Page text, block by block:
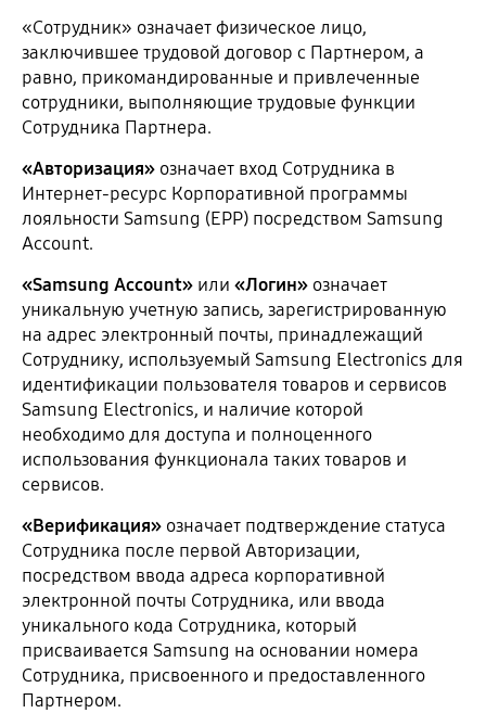
«Сотрудник» означает физическое лицо,
заключившее трудовой договор с Партнером, а
равно, прикомандированные и привлеченные
сотрудники, выполняющие трудовые функции
Сотрудника Партнера.
«Авторизация»означает вход Сотрудника в
Интернет-ресурс Корпоративной программы
лояльности Samsung (EPP) посредством Samsung
Account.
«Samsung Account»или «Логин»означает
уникальную учетную запись, зарегистрированную
на адрес электронный почты, принадлежащий
Сотруднику, используемый Samsung Electronics для
идентификации пользователя товаров и сервисов
Samsung Electronics, и наличие которой
необходимо для доступа и полноценного
использования функционала таких товаров и
сервисов.
«Верификация»означает подтверждение статуса
Сотрудника после первой Авторизации,
посредством ввода адреса корпоративной
электронной почты Сотрудника, или ввода
уникального кода Сотрудника, который
присваивается Samsung на основании номера
Сотрудника, присвоенного и предоставленного
Партнером.